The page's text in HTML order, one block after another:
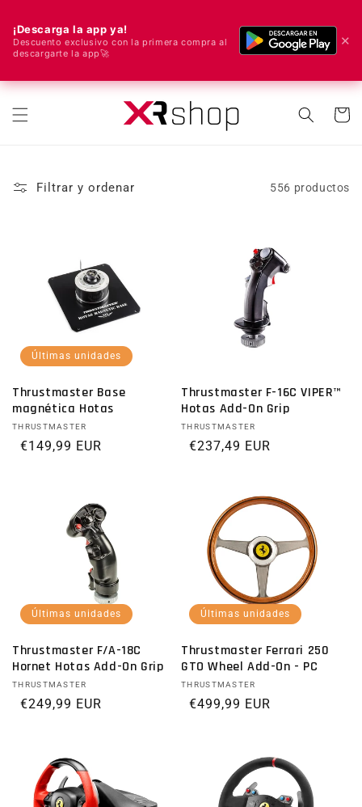
¡Descarga la app ya!
Descuento exclusivo con la primera compra al
descargarte la app🚀
✕
🌍 ¡Enviamos a todo el mundo! 🚀📦
Carrito
Filtrar y ordenar 556 productos
Últimas unidades
Thrustmaster Base
magnética Hotas
Proveedor:
THRUSTMASTER
Precio habitual
€149,99 EUR
Thrustmaster F-16C VIPER™
Hotas Add-On Grip
Proveedor:
THRUSTMASTER
Precio habitual
€237,49 EUR
Últimas unidades
Thrustmaster F/A-18C
Hornet Hotas Add-On Grip
Proveedor:
THRUSTMASTER
Precio habitual
€249,99 EUR
Últimas unidades
Thrustmaster Ferrari 250
GTO Wheel Add-On - PC
Proveedor:
THRUSTMASTER
Precio habitual
€499,99 EUR